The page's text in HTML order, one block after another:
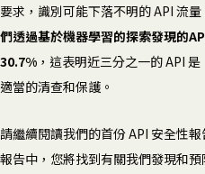
要求，識別可能下落不明的 API 流
們透過基於機器學習的探索發現的
30.7% ，這表明近三分之一的 API
適當的清查和保護。
請繼續閱讀我們的首份 API 安全性
報告中，您將找到有關我們發現和